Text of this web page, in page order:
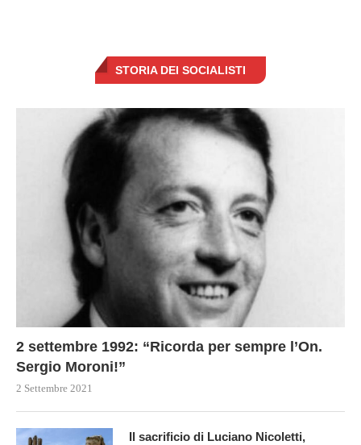
STORIA DEI SOCIALISTI
2 settembre 1992: “Ricorda per sempre l’On.
Sergio Moroni!”
2 Settembre 2021
Il sacrificio di Luciano Nicoletti,